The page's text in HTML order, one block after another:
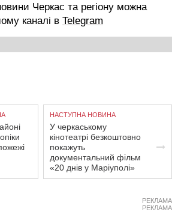
Черкас та регіону можна
каналі в Telegram
НАСТУПНА НОВИНА
У черкаському
кінотеатрі безкоштовно
покажуть
документальний фільм
«20 днів у Маріуполі»
РЕКЛАМА
РЕКЛАМА